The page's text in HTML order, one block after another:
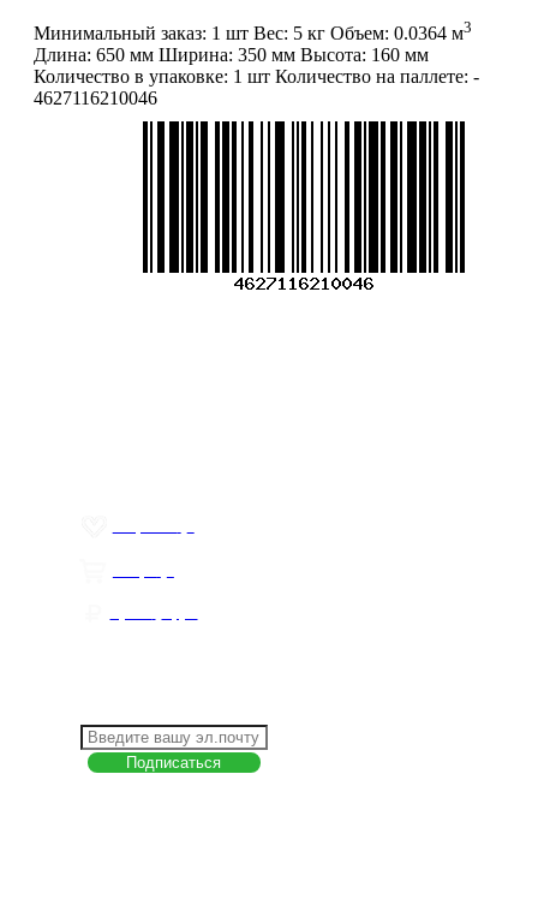
Минимальный заказ: 1 шт Вес: 5 кг Объем: 0.0364 м3
Длина: 650 мм Ширина: 350 мм Высота: 160 мм
Количество в упаковке: 1 шт Количество на паллете: -
4627116210046